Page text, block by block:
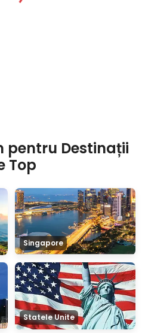
pentru Destinații
Top
Singapore
Statele Unite